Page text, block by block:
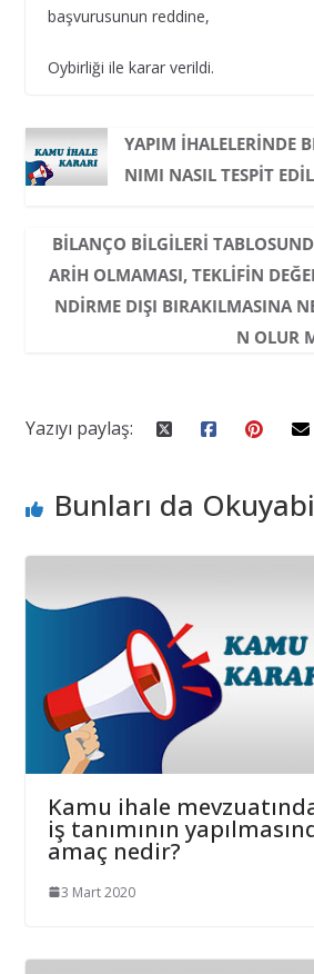
başvurusunun reddine,
Oybirliği ile karar verildi.
YAPIM IHALELERINDE
NIMI NASIL TESPIT
BILANÇO BILGILERI
ARIH OLMAMASI, TEKLIFIN
NDIRME DIŞI BIRAKILMASINA
N OLUR
Yazıyı paylaş:
Bunları da
Kamu ihale
iş tanımının
amaç nedir?
3 Mart 2020